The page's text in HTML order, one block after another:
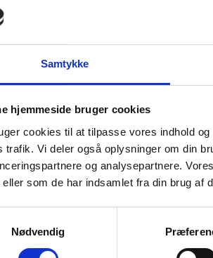
Samtykke
hjemmeside bruger cookies
cookies til at tilpasse vores indhold
trafik. Vi deler også oplysninger om din
og analysepartnere.
eller som de har indsamlet fra din brug af
Nødvendig
sikkert at håndtere kortbetaling, så du er
ved Check-Out.
fysia.se - högkvalitativa varumärken
1992 KATALOG
Restsalg